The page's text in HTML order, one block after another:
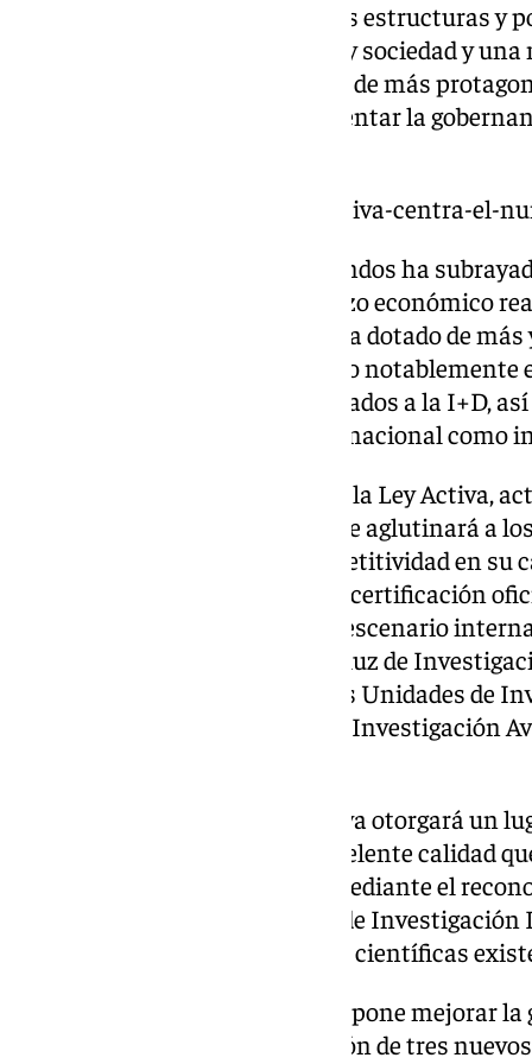
la región necesita actualizar sus estructuras y
entre universidades, empresas y sociedad y
conocimiento, además de dotar de más
inversión de I+D+I y de incrementar la
https://www.101tv.es/la-ley-activa-centra-el-
En ese sentido, Gómez Villamandos ha
transcurrido y gracias al esfuerzo económico
autonómica, la comunidad se ha dotado de
científico-técnicas, ha avanzado
de sus recursos humanos dedicados a la I+D,
científica y en visibilidad tanto nacional como
El nuevo marco normativo, con la Ley Activa,
Investigación de Excelencia, que aglutinará a
mayor nivel de impacto y competitividad en su
reconociéndolos mediante una certificación
objetivos y homologables en el escenario
integrado por el Instituto Andaluz de
Excelencia en Investigación, las Unidades de
aquellos agentes y Unidades de Investigación
Por otro lado, la futura Ley Activa otorgará un
investigación biomédica de excelente calidad
implementado en Andalucía, mediante el
denominado Sistema Andaluz de Investigación
extensa red de infraestructuras científicas
De igual modo, el texto legal propone mejorar
del conocimiento, con la creación de tres